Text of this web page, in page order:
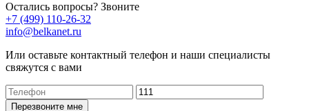
Остались вопросы? Звоните
+7 (499) 110-26-32
info@belkanet.ru
Или оставьте контактный телефон и наши специалисты
свяжутся с вами
Перезвоните мне